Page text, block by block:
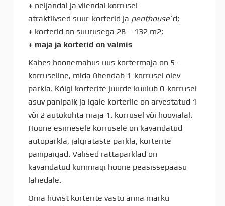
+ neljandal ja viiendal korrusel
atraktiivsed suur-korterid ja penthouse`d;
+ korterid on suurusega 28 – 132 m2;
+ maja ja korterid on valmis
Kahes hoonemahus uus kortermaja on 5 -
korruseline, mida ühendab 1-korrusel olev
parkla. Kõigi korterite juurde kuulub 0-korrusel
asuv panipaik ja igale korterile on arvestatud 1
või 2 autokohta maja 1. korrusel või hoovialal.
Hoone esimesele korrusele on kavandatud
autoparkla, jalgrataste parkla, korterite
panipaigad. Välised rattaparklad on
kavandatud kummagi hoone peasissepääsu
lähedale.
Oma huvist korterite vastu anna märku